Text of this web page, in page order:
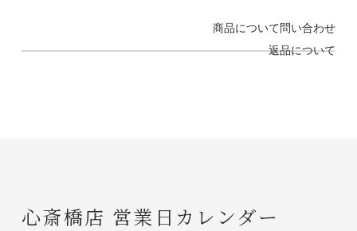
商品について問い合わせ
返品について
心斎橋店 営業日カレンダー